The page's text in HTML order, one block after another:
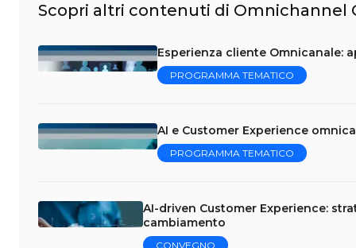
Scopri altri contenuti di Omnichannel
Esperienza cliente Omnicanale:
PROGRAMMA TEMATICO
AI e Customer Experience
PROGRAMMA TEMATICO
AI-driven Customer Experience:
cambiamento
CONVEGNO